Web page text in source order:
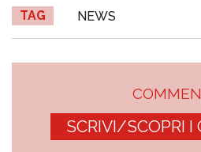
TAG NEWS
SCRIVI/SCOPRI I